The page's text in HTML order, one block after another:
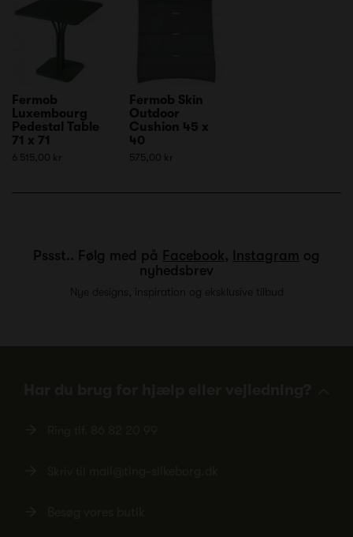
Fermob
Luxembourg
Pedestal Table
71 x 71
6 515,00 kr
Fermob Skin
Outdoor
Cushion 45 x
40
575,00 kr
Pssst.. Følg med på Facebook, Instagram og
nyhedsbrev
Nye designs, inspiration og eksklusive tilbud